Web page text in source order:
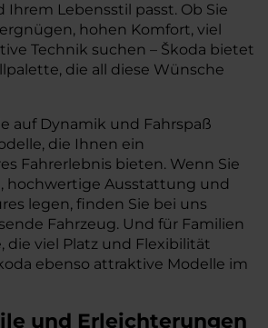
Ihrem Lebensstil passt. Ob Sie
hohen Komfort, viel
Technik suchen – Škoda bietet
die all diese Wünsche
auf Dynamik und Fahrspaß
die Ihnen ein
Fahrerlebnis bieten. Wenn Sie
hochwertige Ausstattung und
legen, finden Sie bei uns
Fahrzeug. Und für Familien
die viel Platz und Flexibilität
ebenso attraktive Modelle im
und Erleichterungen